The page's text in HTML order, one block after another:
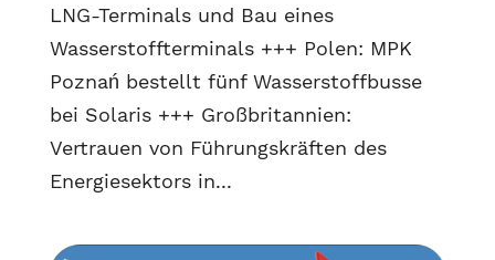
LNG-Terminals und Bau eines
Wasserstoffterminals +++ Polen: MPK
Poznań bestellt fünf Wasserstoffbusse
bei Solaris +++ Großbritannien:
Vertrauen von Führungskräften des
Energiesektors in...